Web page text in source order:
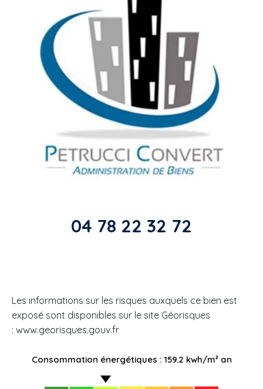
04 78 22 32 72
Les informations sur les risques auxquels ce bien est
exposé sont disponibles sur le site Géorisques
: www.georisques.gouv.fr
Consommation énergétiques : 159.2 kwh/m² an